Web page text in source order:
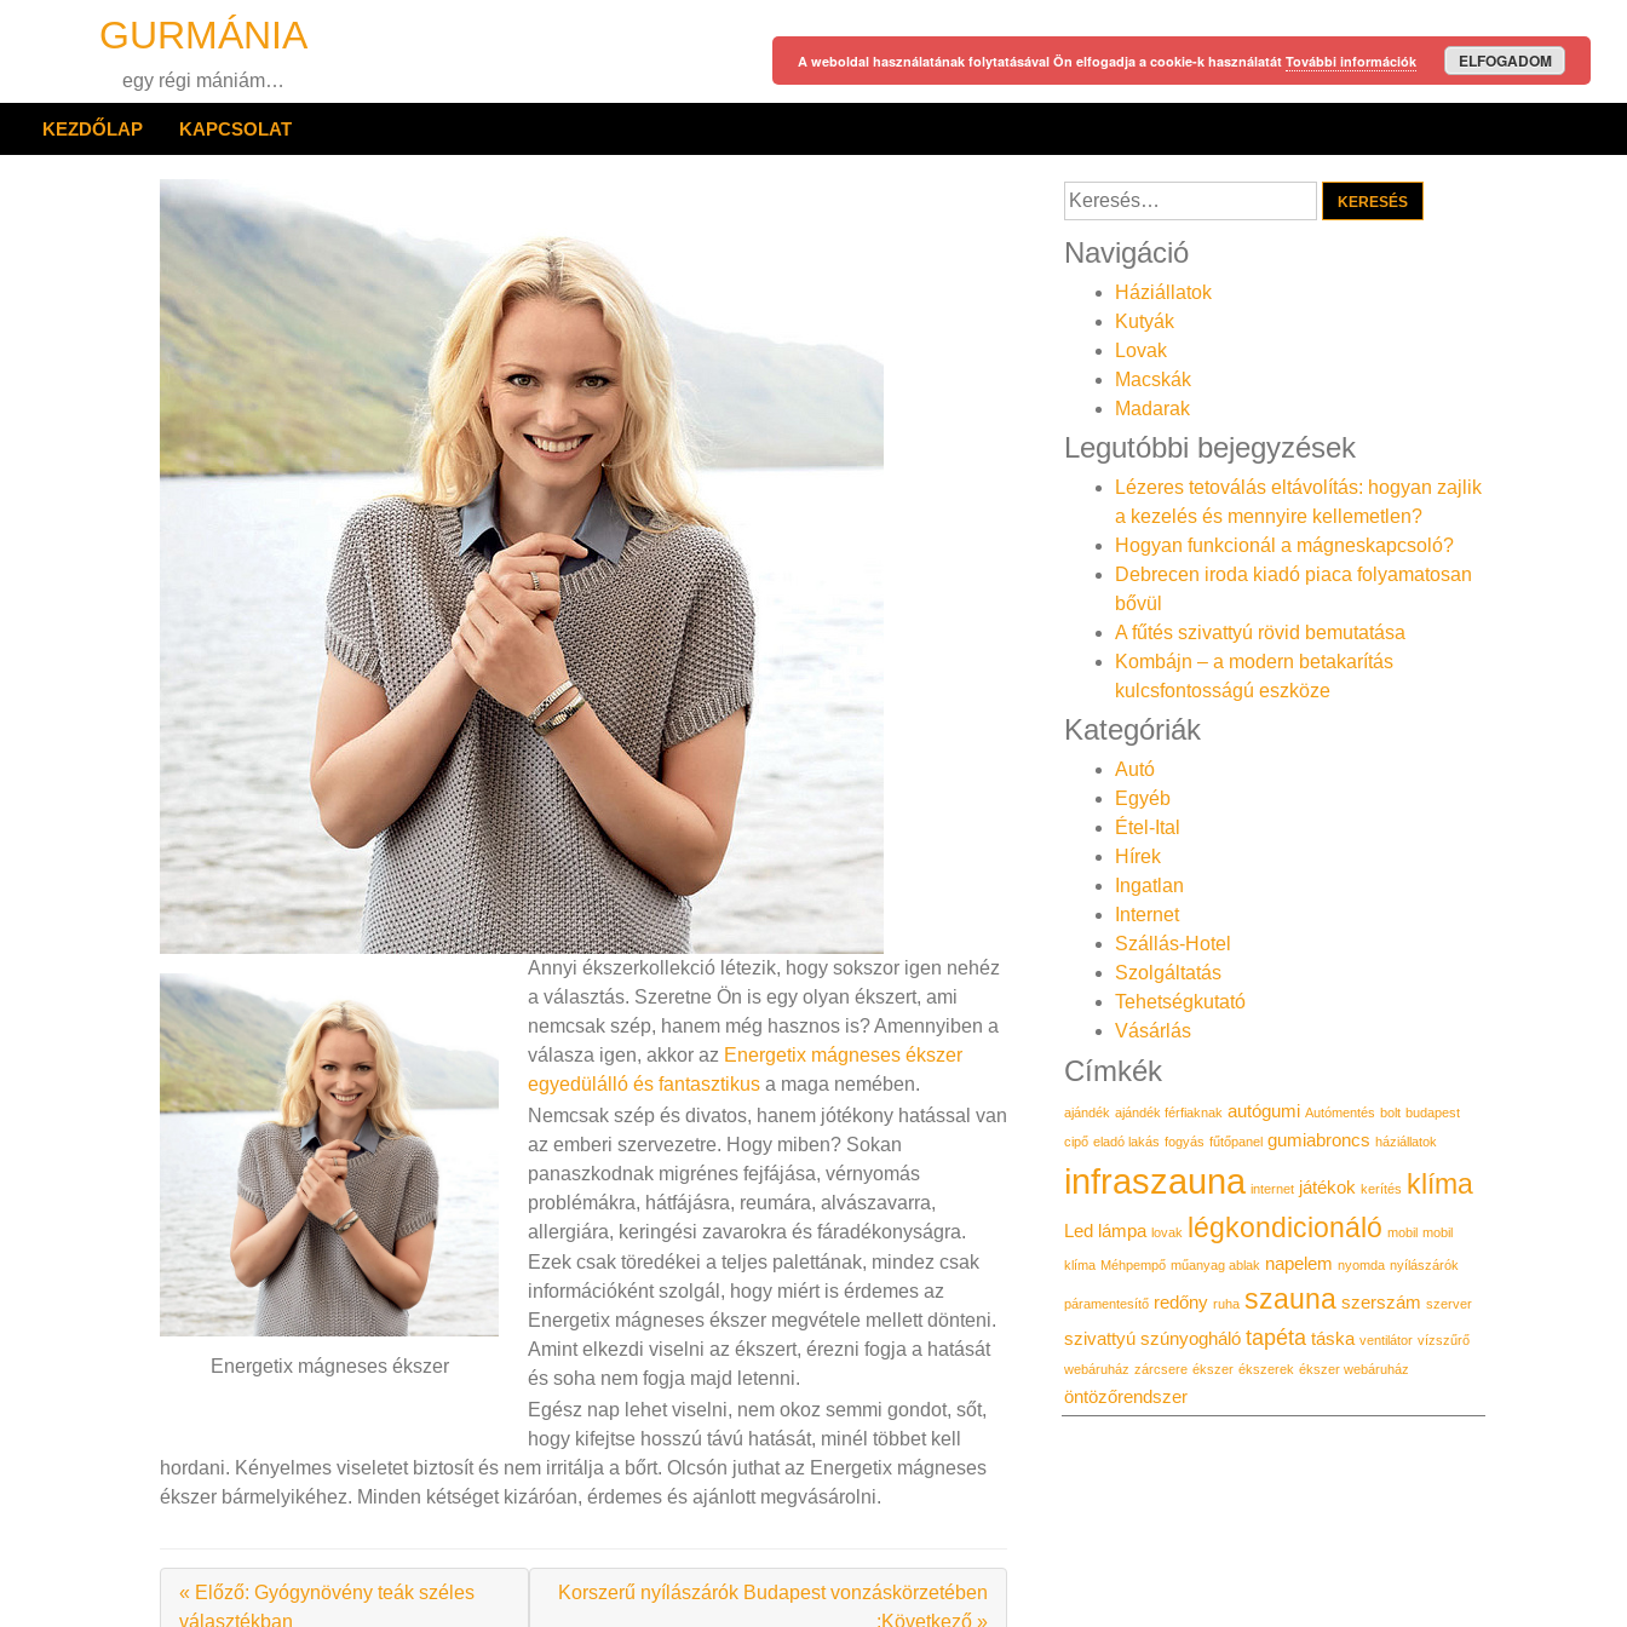
GURMÁNIA
egy régi mániám…
KEZDŐLAP KAPCSOLAT
Energetix mágneses ékszer
Annyi ékszerkollekció létezik, hogy sokszor igen nehéz
a választás. Szeretne Ön is egy olyan ékszert, ami
nemcsak szép, hanem még hasznos is? Amennyiben a
válasza igen, akkor az Energetix mágneses ékszer
egyedülálló és fantasztikus a maga nemében.
Nemcsak szép és divatos, hanem jótékony hatással van
az emberi szervezetre. Hogy miben? Sokan
panaszkodnak migrénes fejfájása, vérnyomás
problémákra, hátfájásra, reumára, alvászavarra,
allergiára, keringési zavarokra és fáradékonyságra.
Ezek csak töredékei a teljes palettának, mindez csak
információként szolgál, hogy miért is érdemes az
Energetix mágneses ékszer megvétele mellett dönteni.
Amint elkezdi viselni az ékszert, érezni fogja a hatását
és soha nem fogja majd letenni.
Egész nap lehet viselni, nem okoz semmi gondot, sőt,
hogy kifejtse hosszú távú hatását, minél többet kell
hordani. Kényelmes viseletet biztosít és nem irritálja a bőrt. Olcsón juthat az Energetix mágneses
ékszer bármelyikéhez. Minden kétséget kizáróan, érdemes és ajánlott megvásárolni.
« Előző: Gyógynövény teák széles
választékban
Korszerű nyílászárók Budapest vonzáskörzetében
:Következő »
Keresés:
Navigáció
Háziállatok
Kutyák
Lovak
Macskák
Madarak
Legutóbbi bejegyzések
Lézeres tetoválás eltávolítás: hogyan zajlik
a kezelés és mennyire kellemetlen?
Hogyan funkcionál a mágneskapcsoló?
Debrecen iroda kiadó piaca folyamatosan
bővül
A fűtés szivattyú rövid bemutatása
Kombájn – a modern betakarítás
kulcsfontosságú eszköze
Kategóriák
Autó
Egyéb
Étel-Ital
Hírek
Ingatlan
Internet
Szállás-Hotel
Szolgáltatás
Tehetségkutató
Vásárlás
Címkék
ajándék ajándék férfiaknak autógumi Autómentés bolt budapest
cipő eladó lakás fogyás fűtőpanel gumiabroncs háziállatok
infraszauna internet játékok kerítés klíma
Led lámpa lovak légkondicionáló mobil mobil
klíma Méhpempő műanyag ablak napelem nyomda nyílászárók
páramentesítő redőny ruha szauna szerszám szerver
szivattyú szúnyogháló tapéta táska ventilátor vízszűrő
webáruház zárcsere ékszer ékszerek ékszer webáruház
öntözőrendszer
A weboldal használatának folytatásával Ön elfogadja a cookie-k használatát További információk ELFOGADOM